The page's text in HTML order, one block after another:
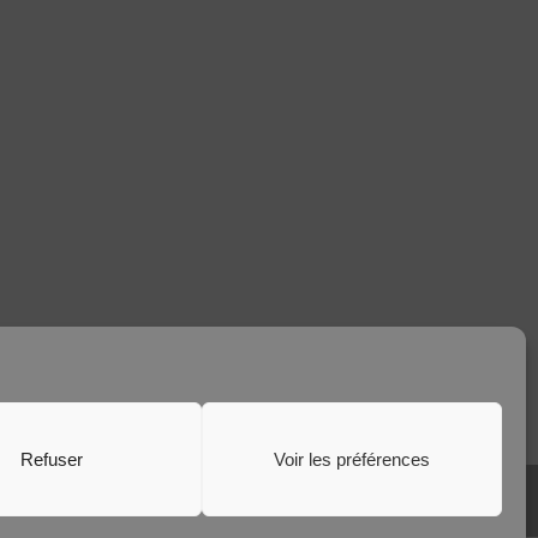
Refuser Voir les préférences